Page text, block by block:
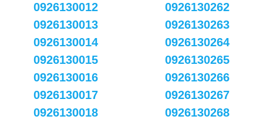
0926130012
0926130013
0926130014
0926130015
0926130016
0926130017
0926130018
0926130262
0926130263
0926130264
0926130265
0926130266
0926130267
0926130268